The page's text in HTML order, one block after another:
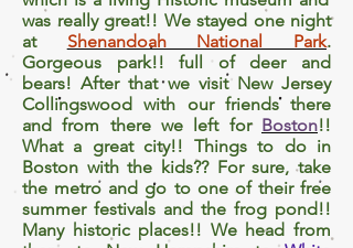
was really great!! We stayed one night
at Shenandoah National Park.
Gorgeous park!! full of deer and
bears! Afterthatwe visit New Jersey
Collingswood with our friends there
and from there we left for Boston!!
What a great city!! Things to do in
Boston with the kids?? For sure, take
the metro and go to one of their free
summer festivals and the frog pond!!
Many historic places!! We head from